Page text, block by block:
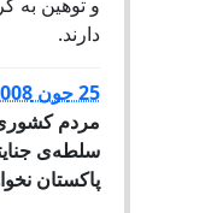
دارند.
25 جون 2008, 05:57
مردم
سلطه‌ی
پاکستان